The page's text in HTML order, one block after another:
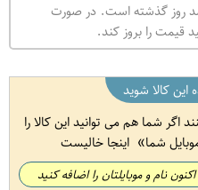
صد روز گذشته است. در صورت
قیمت را بروز کند.
کالا شوید
اگر شما هم می توانید این کالا را
شما اینجا خالیست
نام و موبایلتان را اضافه کنید